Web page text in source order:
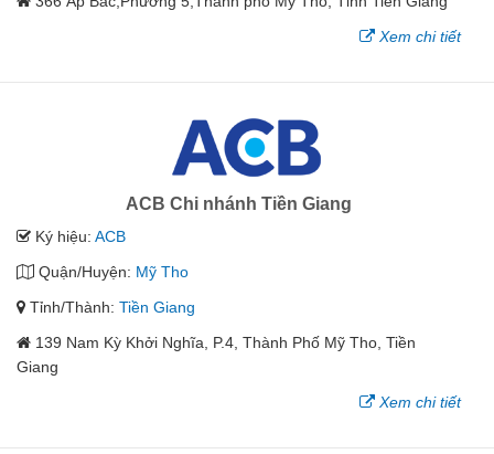
Xem chi tiết
ACB Chi nhánh Tiền Giang
Ký hiệu: ACB
Quận/Huyện: Mỹ Tho
Tỉnh/Thành: Tiền Giang
139 Nam Kỳ Khởi Nghĩa, P.4, Thành Phố Mỹ Tho, Tiền
Giang
Xem chi tiết